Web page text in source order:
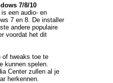
7/8/10
een audio- en
7 en 8. De installer
andere populaire
voordat het dit
of tweaks toe te
kunnen spelen.
Center zullen al je
herkennen.